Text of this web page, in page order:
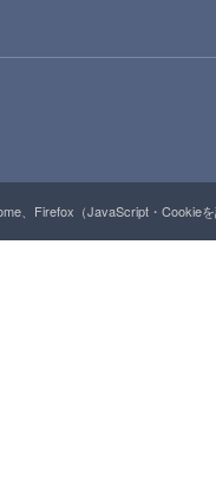
、Firefox（JavaScript・Cookie